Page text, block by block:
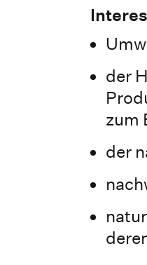
der
zum
der